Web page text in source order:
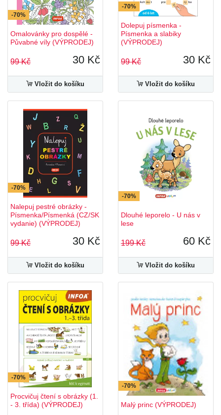
-70%
Omalovánky pro dospělé -
Půvabné víly (VÝPRODEJ)
99 Kč 30 Kč
Vložit do košíku
-70%
Dolepuj písmenka -
Písmenka a slabiky
(VÝPRODEJ)
99 Kč 30 Kč
Vložit do košíku
-70%
Nalepuj pestré obrázky -
Písmenka/Písmenká (CZ/SK
vydanie) (VÝPRODEJ)
99 Kč 30 Kč
Vložit do košíku
-70%
Dlouhé leporelo - U nás v
lese
199 Kč 60 Kč
Vložit do košíku
-70%
Procvičuj čtení s obrázky (1.
- 3. třída) (VÝPRODEJ)
-70%
Malý princ (VÝPRODEJ)